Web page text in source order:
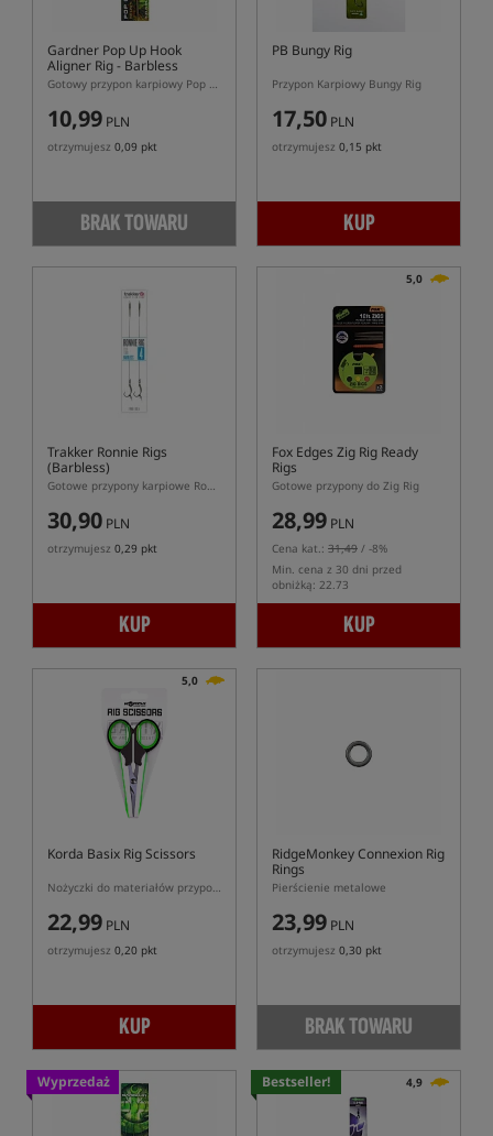
Gardner Pop Up Hook
Aligner Rig - Barbless
Gotowy przypon karpiowy Pop Up Hook Aligner Rig z hakiem bezzadziorowym
10,99 PLN
otrzymujesz 0,09 pkt
BRAK TOWARU
PB Bungy Rig
Przypon Karpiowy Bungy Rig
17,50 PLN
otrzymujesz 0,15 pkt
KUP
Trakker Ronnie Rigs
(Barbless)
Gotowe przypony karpiowe Ronnie Rig z hakiem bezzadziorowym
30,90 PLN
otrzymujesz 0,29 pkt
KUP
5,0
Fox Edges Zig Rig Ready
Rigs
Gotowe przypony do Zig Rig
28,99 PLN
Cena kat.: 31,49 / -8%
Min. cena z 30 dni przed
obniżką: 22.73
KUP
5,0
Korda Basix Rig Scissors
Nożyczki do materiałów przyponowych
22,99 PLN
otrzymujesz 0,20 pkt
KUP
RidgeMonkey Connexion Rig
Rings
Pierścienie metalowe
23,99 PLN
otrzymujesz 0,30 pkt
BRAK TOWARU
Wyprzedaż Bestseller! 4,9